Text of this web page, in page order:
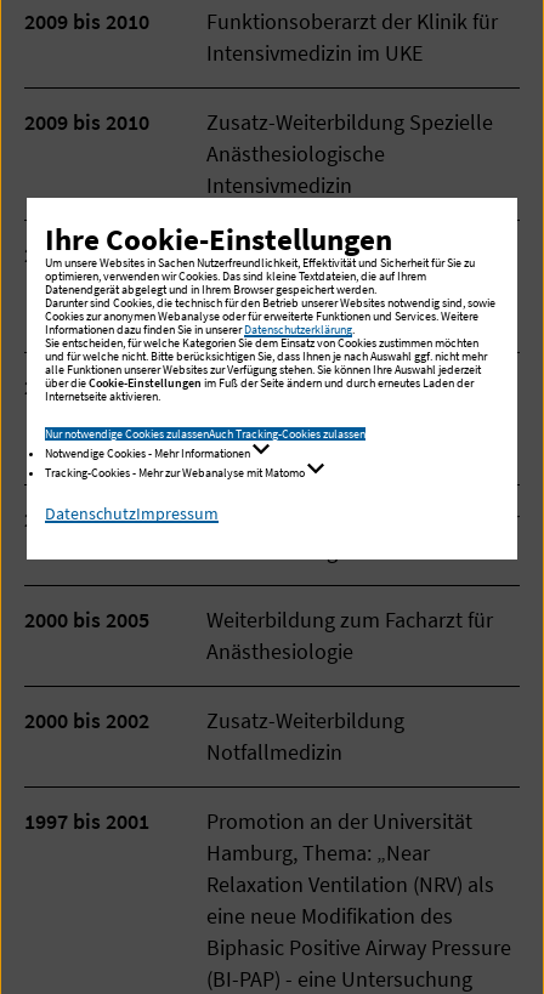
2009 bis 2010
Funktionsoberarzt der Klinik für
Intensivmedizin im UKE
2009 bis 2010
Zusatz-Weiterbildung Spezielle
Anästhesiologische
Intensivmedizin
2005 bis 2010
Facharzt und Funktionsoberarzt
der Klinik für Anästhesiologie im
UKE
2002 bis 2005
Wissenschaftlicher Mitarbeiter an
UKE
2000 bis 2002
Arzt im Praktikum an der Klinik für
2000 bis 2005
Weiterbildung zum Facharzt für
Anästhesiologie
2000 bis 2002
Zusatz-Weiterbildung
Notfallmedizin
1997 bis 2001
Promotion an der Universität
Hamburg, Thema: „Near
Relaxation Ventilation (NRV) als
eine neue Modifikation des
Biphasic Positive Airway Pressure
(BI-PAP) - eine Untersuchung
Ihre Cookie-Einstellungen
Um unsere Websites in Sachen Nutzerfreundlichkeit, Effektivität und Sicherheit für Sie zu
optimieren, verwenden wir Cookies. Das sind kleine Textdateien, die auf Ihrem
Datenendgerät abgelegt und in Ihrem Browser gespeichert werden.
Darunter sind Cookies, die technisch für den Betrieb unserer Websites notwendig sind, sowie
Cookies zur anonymen Webanalyse oder für erweiterte Funktionen und Services. Weitere
Informationen dazu finden Sie in unsererDatenschutzerklärung
Sie entscheiden, für welche Kategorien Sie dem Einsatz von Cookies zustimmen möchten
und für welche nicht. Bitte berücksichtigen Sie, dass Ihnen je nach Auswahl ggf. nicht mehr
alle Funktionen unserer Websites zur Verfügung stehen. Sie können Ihre Auswahl jederzeit
über dieCookie-Einstellungen im Fuß der Seite ändern und durch erneutes Laden der
Internetseite aktivieren.
Nur notwendige Cookies zulassenAuch Tracking-Cookies zulassen
Notwendige Cookies - Mehr Informationen
Tracking-Cookies - Mehr zur Webanalyse mit Matomo
DatenschutzImpressum